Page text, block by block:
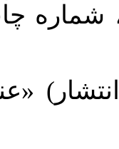
شماره